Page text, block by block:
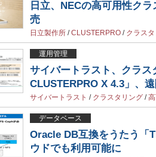
日立、NECの高可用性ク
売
日立製作所 /CLUSTERPRO / クラス
運用管理
サイバートラスト、クラ
CLUSTERPRO X 4.3」、
サイバートラスト / クラスタリング /
データベース
Oracle DB互換をうたう「
ウドでも利用可能に